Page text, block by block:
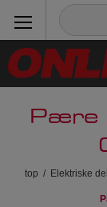
Pære
top / Elektriske